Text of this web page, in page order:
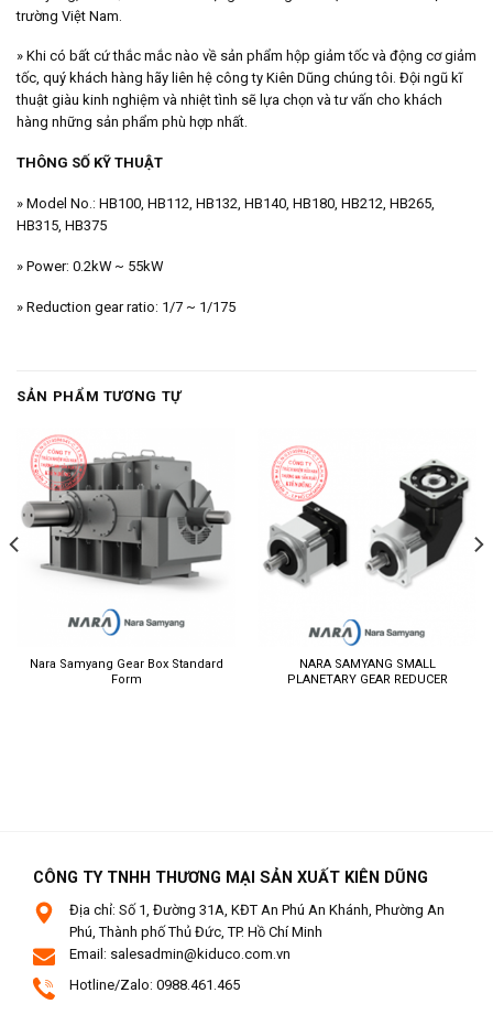
trường Việt Nam.
» Khi có bất cứ thắc mắc nào về sản phẩm hộp giảm tốc và động cơ giảm
tốc, quý khách hàng hãy liên hệ công ty Kiên Dũng chúng tôi. Đội ngũ kĩ
thuật giàu kinh nghiệm và nhiệt tình sẽ lựa chọn và tư vấn cho khách
hàng những sản phẩm phù hợp nhất.
THÔNG SỐ KỸ THUẬT
» Model No.: HB100, HB112, HB132, HB140, HB180, HB212, HB265,
HB315, HB375
» Power: 0.2kW ~ 55kW
» Reduction gear ratio: 1/7 ~ 1/175
SẢN PHẨM TƯƠNG TỰ
Nara Samyang Gear Box Standard
Form
NARA SAMYANG SMALL
PLANETARY GEAR REDUCER
CÔNG TY TNHH THƯƠNG MẠI SẢN XUẤT KIÊN DŨNG
Địa chỉ: Số 1, Đường 31A, KĐT An Phú An Khánh, Phường An
Phú, Thành phố Thủ Đức, TP. Hồ Chí Minh
Email: salesadmin@kiduco.com.vn
Hotline/Zalo: 0988.461.465